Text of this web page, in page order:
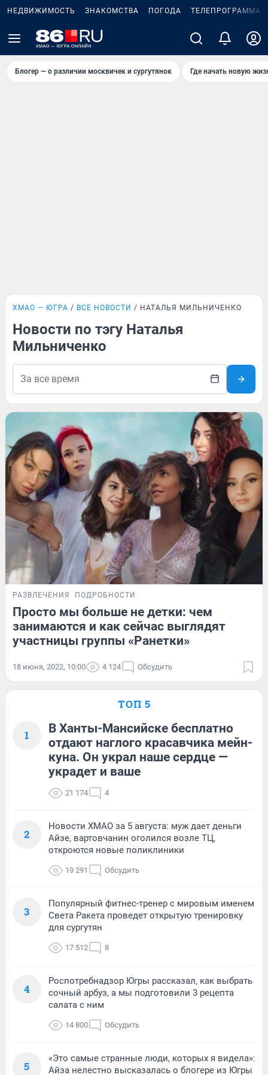
НЕДВИЖИМОСТЬ ЗНАКОМСТВА ПОГОДА ТЕЛЕПРОГРАММА
Блогер — о различии москвичек и сургутянок Где начать новую
ХМАО — ЮГРА ВСЕ НОВОСТИ НАТАЛЬЯ МИЛЬНИЧЕНКО
Новости по тэгу Наталья
Мильниченко
РАЗВЛЕЧЕНИЯ ПОДРОБНОСТИ
Просто мы больше не детки: чем
занимаются и как сейчас выглядят
участницы группы «Ранетки»
18 июня, 2022, 10:00 4 124 Обсудить
ТОП 5
1
В Ханты-Мансийске бесплатно
отдают наглого красавчика мейн-
куна. Он украл наше сердце —
украдет и ваше
21 174 4
2
Новости ХМАО за 5 августа: муж дает деньги
Айзе, вартовчанин оголился возле ТЦ,
откроются новые поликлиники
19 291 Обсудить
3
Популярный фитнес-тренер с мировым именем
Света Ракета проведет открытую тренировку
для сургутян
17 512 8
4
Роспотребнадзор Югры рассказал, как выбрать
сочный арбуз, а мы подготовили 3 рецепта
салата с ним
14 800 Обсудить
5
«Это самые странные люди, которых я видела»:
Айза нелестно высказалась о блогере из Югры